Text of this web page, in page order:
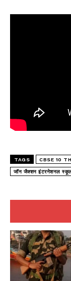
TAGS CBSE 10
जॉन जैक्शन इंटरनेशनल स्कूल